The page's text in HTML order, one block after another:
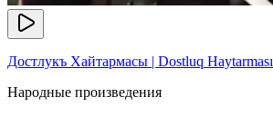
Достлукъ Хайтармасы | Dostluq Haytarması
Народные произведения